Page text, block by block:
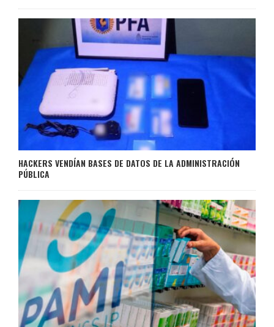
HACKERS VENDÍAN BASES DE DATOS DE LA ADMINISTRACIÓN
PÚBLICA